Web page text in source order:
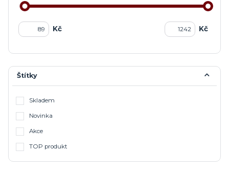
Kč Kč
Štítky
Skladem
Novinka
Akce
TOP produkt